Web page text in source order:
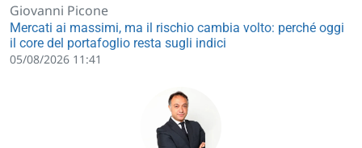
Giovanni Picone
Mercati ai massimi, ma il rischio cambia volto: perché oggi
il core del portafoglio resta sugli indici
05/08/2026 11:41